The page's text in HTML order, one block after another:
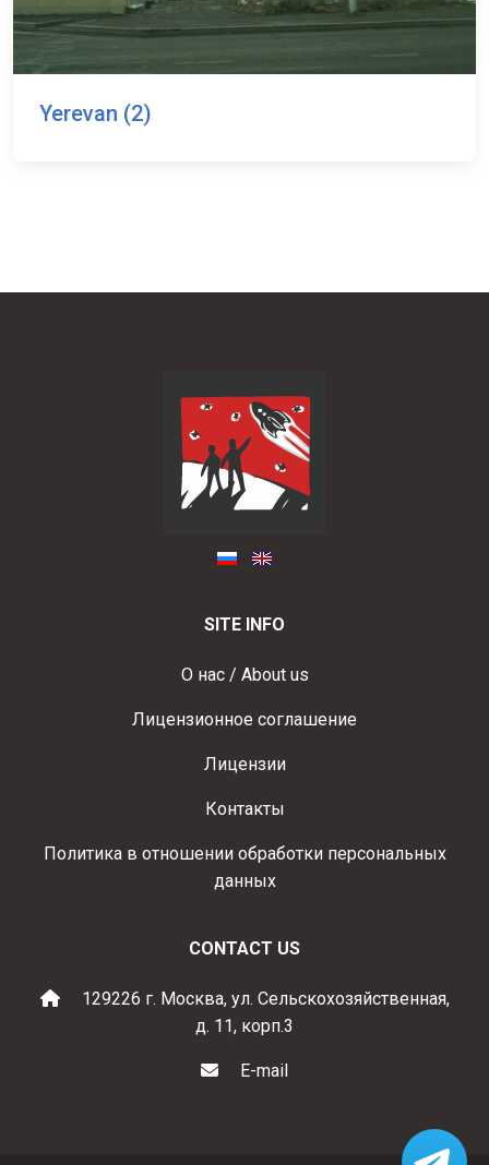
Yerevan (2)
SITE INFO
О нас / About us
Лицензионное соглашение
Лицензии
Контакты
Политика в отношении обработки персональных
данных
CONTACT US
129226 г. Москва, ул. Сельскохозяйственная,
д. 11, корп.3
E-mail